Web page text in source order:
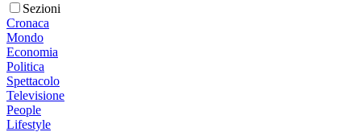
Sezioni
Cronaca
Mondo
Economia
Politica
Spettacolo
Televisione
People
Lifestyle